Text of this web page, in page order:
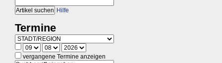
Hilfe
Termine
vergangene Termine anzeigen